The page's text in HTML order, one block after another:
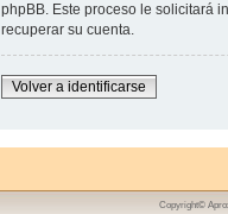
phpBB. Este proceso le solicitará
recuperar su cuenta.
Volver a identificarse
Copyright©